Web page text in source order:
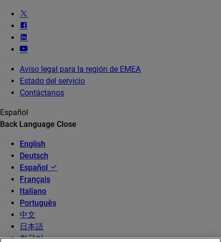
Aviso legal para la región de EMEA
Estado del servicio
Contáctanos
Español
Back Language Close
English
Deutsch
Español
Français
Italiano
Português
中文
日本語
한국어